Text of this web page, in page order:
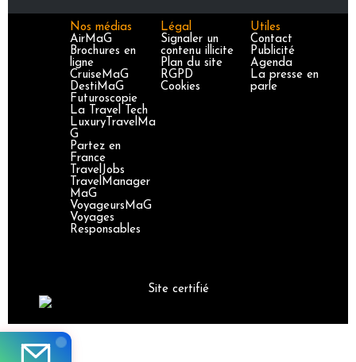
Nos médias
AirMaG
Brochures en
ligne
CruiseMaG
DestiMaG
Futuroscopie
La Travel Tech
LuxuryTravelMa
G
Partez en
France
TravelJobs
TravelManager
MaG
VoyageursMaG
Voyages
Responsables
Légal
Signaler un
contenu illicite
Plan du site
RGPD
Cookies
Utiles
Contact
Publicité
Agenda
La presse en
parle
Site certifié